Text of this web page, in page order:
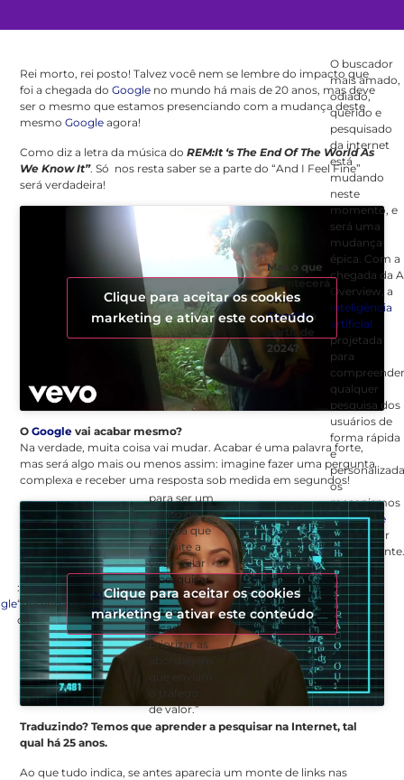
Rei morto, rei posto!Talvez você nem se lembre do impacto que
foi a chegada doGoogle no mundo há mais de 20 anos, mas deve
ser o mesmo que estamos presenciando com a mudança deste
mesmoGoogle agora!
Como diz a letra da música do REM:It ‘s The End Of The World As
We Know It”. Só nos resta saber se a parte do “And I Feel Fine”
será verdadeira!
Mas o que
acontecerá
com o
Googlea
partir de
2024?
O buscador
mais amado,
odiado,
querido e
pesquisado
da internet
está
mudando
neste
momento, e
será uma
mudança
épica. Com a
chegada da
Overview, a
inteligência
artificial
projetada
para
compreender
qualquer
pesquisa dos
usuários de
forma rápida
e
os
mecanismos
doGoogle
vão mudar
radicalmente.
Clique para aceitar os cookies
marketing e ativar este conteúdo
OGoogle vai acabar mesmo?
Na verdade, muita coisa vai mudar. Acabar é uma palavra forte,
mas será algo mais ou menos assim: imagine fazer uma pergunta
complexa e receber uma resposta sob medida em segundos!
:
“desenhamos
os
AI
Overviews
para ser um
ponto de
partida que
permite a
você pular
e pesquisar
mais…
estamos
focados em
priorizar as
abordagens
que enviam
o tráfego
de valor.”
Clique para aceitar os cookies
marketing e ativar este conteúdo
Traduzindo? Temos que aprender a pesquisar na Internet, tal
qual há 25 anos.
Ao que tudo indica, se antes aparecia um monte de links nas